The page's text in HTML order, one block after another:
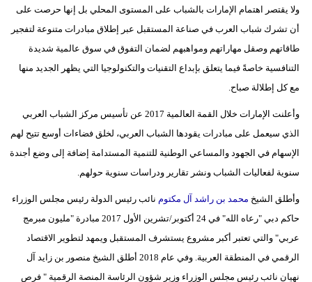
ولا يقتصر اهتمام الإمارات بالشباب على المستوى المحلي بل إنها حرصت على
أن تشرك شباب العرب في صناعة المستقبل عبر إطلاق مبادرات متنوعة لتفجير
طاقاتهم وصقل مهاراتهم ومواهبهم لضمان التفوق في سوق عالمية شديدة
التنافسية خاصةً فيما يتعلق بإبداع التقنيات والتكنولوجيا التي يظهر الجديد منها
مع كل إطلالة صباح.
وأعلنت الإمارات خلال القمة العالمية 2017 عن تأسيس مركز الشباب العربي
الذي سيعمل على مبادرات يقودها الشباب العربي، لخلق فضاءات أوسع تتيح لهم
الإسهام في الجهود والمساعي الوطنية للتنمية المستدامة إضافة إلى وضع أجندة
سنوية لفعاليات الشباب ونشر تقارير ودراسات سنوية حولهم.
وأطلق الشيخ محمد بن راشد آل مكتوم نائب رئيس الدولة رئيس مجلس الوزراء
حاكم دبي "رعاه الله" في 24 أكتوبر/تشرين الأول 2017 مبادرة "مليون مبرمج
عربي" والتي تعتبر أكبر مشروع يستشرف المستقبل ويمهد لتطوير الاقتصاد
الرقمي في المنطقة العربية. وفي عام 2018 أطلق الشيخ منصور بن زايد آل
نهيان نائب رئيس مجلس الوزراء وزير شؤون الرئاسة المنصة الرقمية " فرص